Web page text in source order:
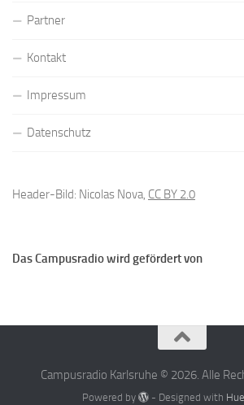
Partner
Kontakt
Impressum
Datenschutz
Header-Bild: Nicolas Nova, CC BY 2.0
Das Campusradio wird gefördert von
Campusradio Karlsruhe © 2026. Alle
Powered by - Designed with